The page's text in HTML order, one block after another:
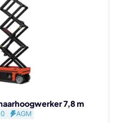
7,8 m
AGM